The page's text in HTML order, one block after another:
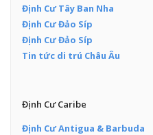
Định Cư Tây Ban Nha
Định Cư Đảo Síp
Định Cư Đảo Síp
Tin tức di trú Châu Âu
Định Cư Caribe
Định Cư Antigua & Barbuda